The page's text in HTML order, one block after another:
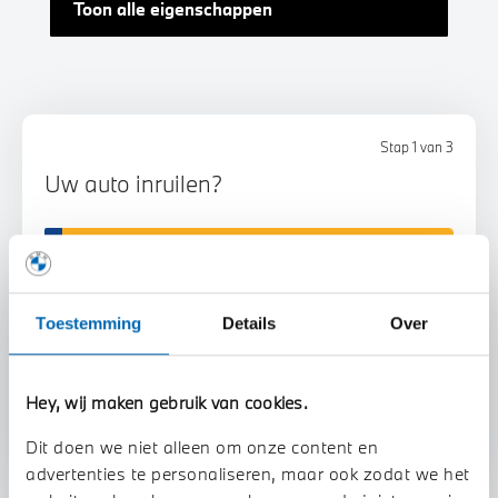
Toestemming Details Over
Hey, wij maken gebruik van cookies.
Dit doen we niet alleen om onze content en
advertenties te personaliseren, maar ook zodat we het
Stap 1 van 3
Uw auto inruilen?
Voorstel aanvragen
Toon alle eigenschappen